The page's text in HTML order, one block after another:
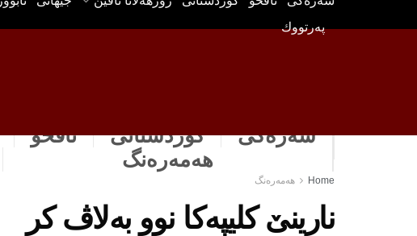
په‌رتووك
سەرەکی كوردستانى ناڤخۆ
هه‌مه‌ره‌نگ
Home هه‌مه‌ره‌نگ
نارینێ كلیپه‌كا نوو به‌لاڤ كر